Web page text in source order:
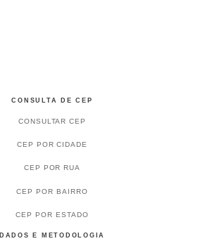
CONSULTA DE CEP
CONSULTAR CEP
CEP POR CIDADE
CEP POR RUA
CEP POR BAIRRO
CEP POR ESTADO
DADOS E METODOLOGIA